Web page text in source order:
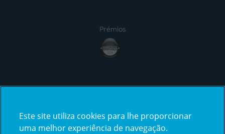
Prémios
award4
certification2certification3
Este site utiliza cookies para lhe proporcionar
uma melhor experiência de navegação.